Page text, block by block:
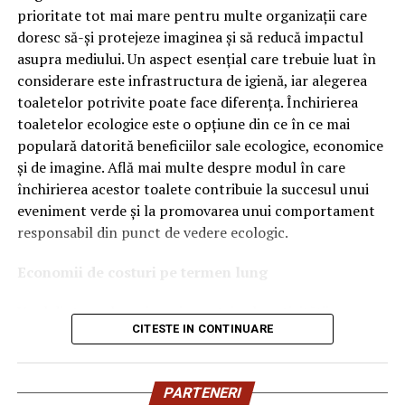
OEM.
Ce înseamnă Ravenol VMP?
DenumireaVMPidentifică o gamă de uleiuri dezvoltate
pentru motoare moderne care necesită performanțe
ridicate și compatibilitate cu numeroase specificații ale
constructorilor auto.
Acest produs este destinat în special motoarelor
moderne pe benzină și diesel, inclusiv celor echipate cu:
catalizatoare moderne;
sisteme Start-Stop.
prioritate tot mai mare pentru multe organizații care
doresc să-și protejeze imaginea și să reducă impactul
asupra mediului. Un aspect esențial care trebuie luat în
considerare este infrastructura de igienă, iar alegerea
toaletelor potrivite poate face diferența. Închirierea
toaletelor ecologice este o opțiune din ce în ce mai
populară datorită beneficiilor sale ecologice, economice
și de imagine. Află mai multe despre modul în care
închirierea acestor toalete contribuie la succesul unui
eveniment verde și la promovarea unui comportament
responsabil din punct de vedere ecologic.
Economii de costuri pe termen lung
Unul dintre cele mai mari avantaje ale activității
închiriere toalete ecologiceeste economia de costuri.
termen lung, aceasta este o opțiune mai rentabilă decât
construirea unei infrastructuri permanente de toalete.
CITESTE IN CONTINUARE
PARTENERI